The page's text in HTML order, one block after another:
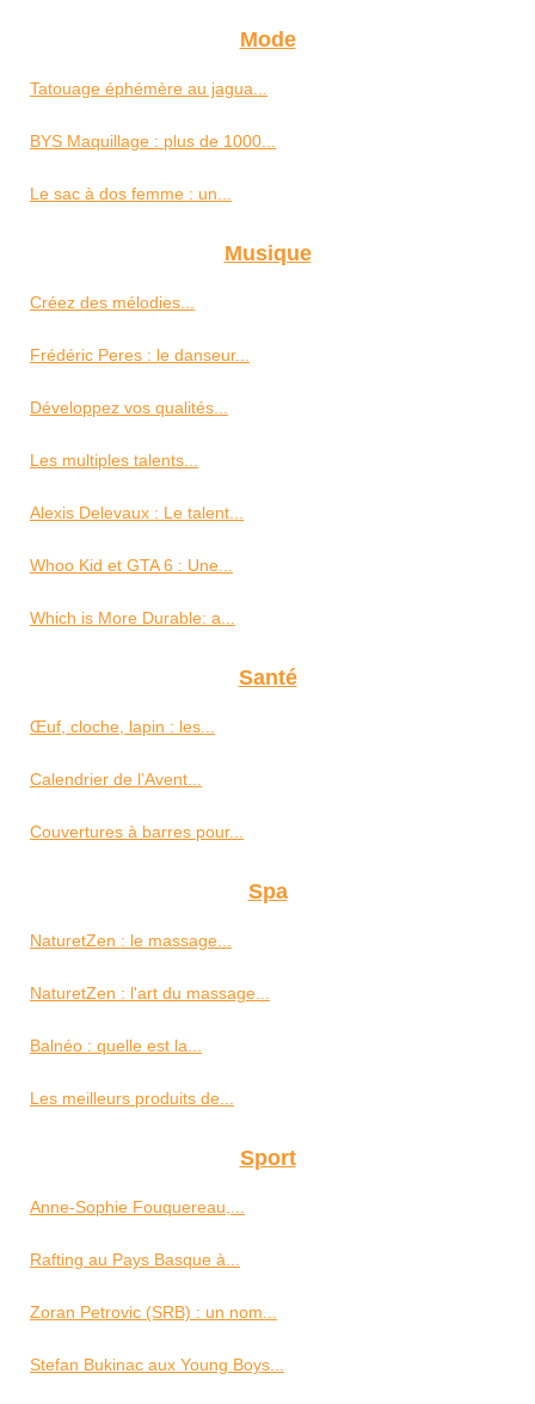
Mode
Tatouage éphémère au jagua...
BYS Maquillage : plus de 1000...
Le sac à dos femme : un...
Musique
Créez des mélodies...
Frédéric Peres : le danseur...
Développez vos qualités...
Les multiples talents...
Alexis Delevaux : Le talent...
Whoo Kid et GTA 6 : Une...
Which is More Durable: a...
Santé
Œuf, cloche, lapin : les...
Calendrier de l’Avent...
Couvertures à barres pour...
Spa
NaturetZen : le massage...
NaturetZen : l'art du massage...
Balnéo : quelle est la...
Les meilleurs produits de...
Sport
Anne-Sophie Fouquereau,...
Rafting au Pays Basque à...
Zoran Petrovic (SRB) : un nom...
Stefan Bukinac aux Young Boys...